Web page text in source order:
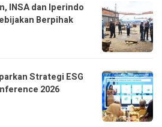
INSA dan Iperindo
Berpihak
Strategi ESG
2026